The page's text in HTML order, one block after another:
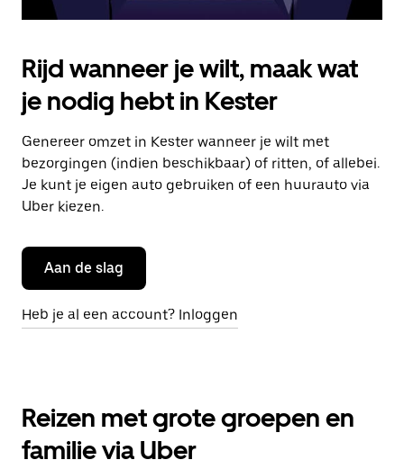
Rijd wanneer je wilt, maak wat
je nodig hebt in Kester
Genereer omzet in Kester wanneer je wilt met
bezorgingen (indien beschikbaar) of ritten, of allebei.
Je kunt je eigen auto gebruiken of een huurauto via
Uber kiezen.
Aan de slag
Heb je al een account? Inloggen
Reizen met grote groepen en
familie via Uber